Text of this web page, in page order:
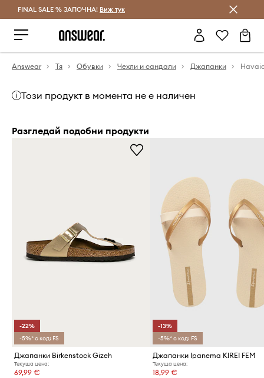
Спестявай с Answear Club
FINAL SALE % ЗАПОЧНА! Виж тук
Answear Тя Обувки Чехли и сандали Джапанки
Този продукт в момента не е наличен
Разгледай подобни продукти
-22%
-5%* с код: FS
Джапанки Birkenstock Gizeh
Текуща цена:
69,99 €
-13%
-5%* с код: FS
Джапанки Ipanema KIREI FEM
Текуща цена:
18,99 €